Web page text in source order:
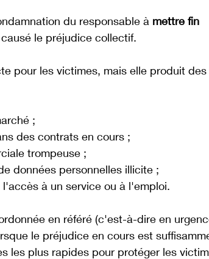
du responsable à mettre fin
le préjudice collectif.
pour les victimes, mais elle produit
;
des contrats en cours ;
trompeuse ;
données personnelles illicite ;
à un service ou à l'emploi.
en référé (c'est-à-dire en
le préjudice en cours est
les plus rapides pour protéger les